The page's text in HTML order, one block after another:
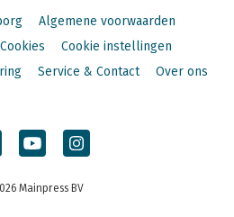
Algemene voorwaarden
Cookies
Cookie instellingen
Service & Contact Over ons
Mainpress BV